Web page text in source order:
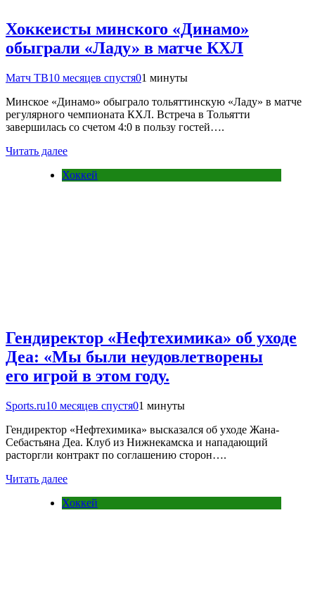
Хоккеисты минского «Динамо»
обыграли «Ладу» в матче КХЛ
Матч ТВ10 месяцев спустя01 минуты
Минское «Динамо» обыграло тольяттинскую «Ладу» в матче
регулярного чемпионата КХЛ. Встреча в Тольятти
завершилась со счетом 4:0 в пользу гостей….
Читать далее
Хоккей
Гендиректор «Нефтехимика» об уходе
Деа: «Мы были неудовлетворены
его игрой в этом году.
Sports.ru10 месяцев спустя01 минуты
Гендиректор «Нефтехимика» высказался об уходе Жана-
Себастьяна Деа. Клуб из Нижнекамска и нападающий
расторгли контракт по соглашению сторон….
Читать далее
Хоккей